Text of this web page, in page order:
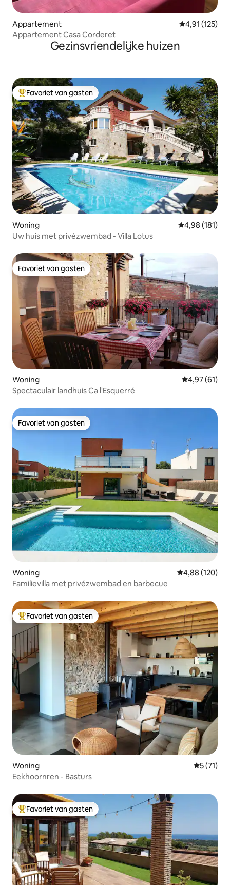
Appartement Gemiddelde
4,91 (125)
Appartement Casa Corderet
Gezinsvriendelijke huizen
Topfavoriet van gasten
Favoriet van gasten
Woning Gemiddelde
4,98 (181)
Uw huis met privézwembad - Villa Lotus
Favoriet van gasten
Favoriet van gasten
Woning Gemiddelde
4,97 (61)
Spectaculair landhuis Ca l'Esquerré
Favoriet van gasten
Favoriet van gasten
Woning Gemiddelde
4,88 (120)
Familievilla met privézwembad en barbecue
Topfavoriet van gasten
Favoriet van gasten
Woning
5 (71)
Eekhoornren - Basturs
Topfavoriet van gasten
Favoriet van gasten